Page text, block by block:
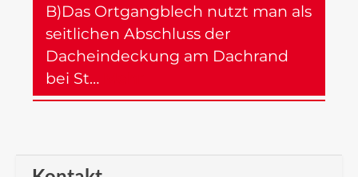
B)Das Ortgangblech nutzt man als
seitlichen Abschluss der
Dacheindeckung am Dachrand
bei St…